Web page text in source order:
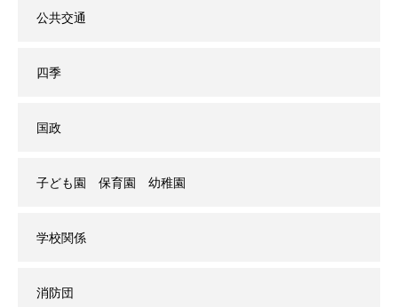
公共交通
四季
国政
子ども園 保育園 幼稚園
学校関係
消防団